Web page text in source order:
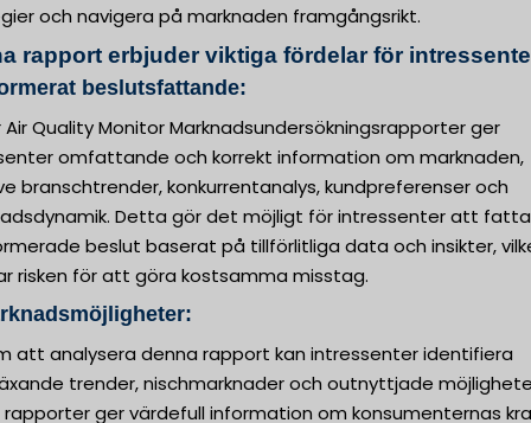
och navigera på marknaden framgångsrikt.
rapport erbjuder viktiga fördelar för
beslutsfattande:
Air Quality Monitor Marknadsundersökningsrapporter ger
omfattande och korrekt information om marknaden,
branschtrender, konkurrentanalys, kundpreferenser och
Detta gör det möjligt för intressenter att fatta
beslut baserat på tillförlitliga data och insikter,
risken för att göra kostsamma misstag.
att analysera denna rapport kan intressenter identifiera
trender, nischmarknader och outnyttjade
rapporter ger värdefull information om konsumenternas